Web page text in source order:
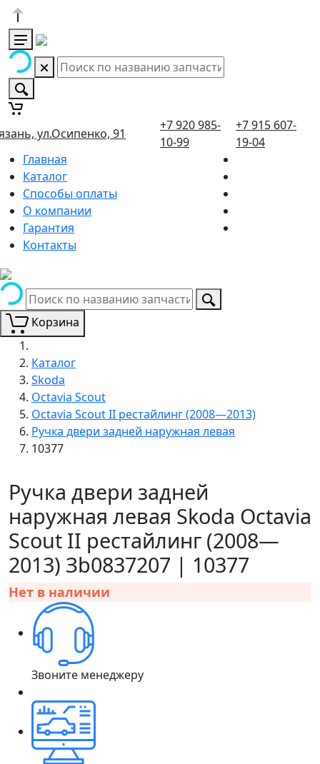
ул.Осипенко, 91
+7 920 985-
10-99
+7 915 607-
19-04
Главная
Каталог
Способы оплаты
О компании
Гарантия
Контакты
Корзина
Каталог
Skoda
Octavia Scout
Octavia Scout II рестайлинг (2008—2013)
Ручка двери задней наружная левая
10377
Ручка двери задней
наружная левая Skoda Octavia
Scout II рестайлинг (2008—
2013) Зb0837207 | 10377
Нет в наличии
Звоните менеджеру